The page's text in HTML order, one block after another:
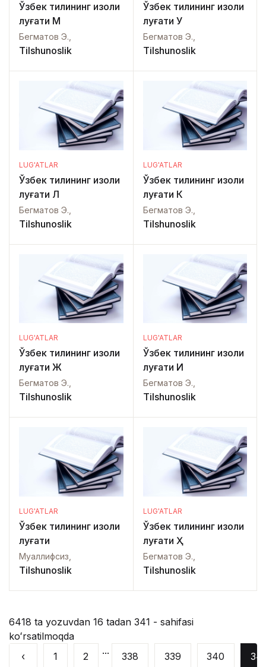
Ўзбек тилининг изоҳли
луғати М
Бегматов Э.,
Tilshunoslik
Ўзбек тилининг изоҳли
луғати У
Бегматов Э.,
Tilshunoslik
LUG'ATLAR
Ўзбек тилининг изоҳли
луғати Л
Бегматов Э.,
Tilshunoslik
LUG'ATLAR
Ўзбек тилининг изоҳли
луғати К
Бегматов Э.,
Tilshunoslik
LUG'ATLAR
Ўзбек тилининг изоҳли
луғати Ж
Бегматов Э.,
Tilshunoslik
LUG'ATLAR
Ўзбек тилининг изоҳли
луғати И
Бегматов Э.,
Tilshunoslik
LUG'ATLAR
Ўзбек тилининг изоҳли
луғати
Муаллифсиз,
Tilshunoslik
LUG'ATLAR
Ўзбек тилининг изоҳли
луғати Ҳ
Бегматов Э.,
Tilshunoslik
6418 ta yozuvdan 16 tadan 341 - sahifasi
koʻrsatilmoqda
‹
1 2 ... 338 339 340